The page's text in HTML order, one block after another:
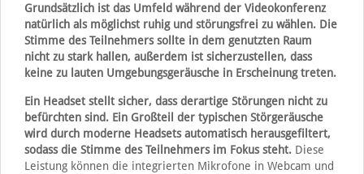
Grundsätzlich ist das Umfeld während der Videokonferenz
natürlich als möglichst ruhig und störungsfrei zu wählen. Die
Stimme des Teilnehmers sollte in dem genutzten Raum
nicht zu stark hallen, außerdem ist sicherzustellen, dass
keine zu lauten Umgebungsgeräusche in Erscheinung treten.
Ein Headset stellt sicher, dass derartige Störungen nicht zu
befürchten sind. Ein Großteil der typischen Störgeräusche
wird durch moderne Headsets automatisch herausgefiltert,
sodass die Stimme des Teilnehmers im Fokus steht.Diese
Leistung können die integrierten Mikrofone in Webcam und